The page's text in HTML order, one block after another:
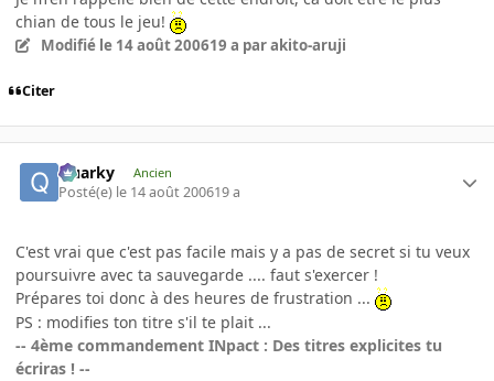
chian de tous le jeu!
Modifié le 14 août 200619 a par akito-aruji
Citer
Quarky Ancien
Posté(e) le 14 août 200619 a
C'est vrai que c'est pas facile mais y a pas de secret si tu veux
poursuivre avec ta sauvegarde .... faut s'exercer !
Prépares toi donc à des heures de frustration ...
PS : modifies ton titre s'il te plait ...
-- 4ème commandement INpact : Des titres explicites tu
écriras ! --